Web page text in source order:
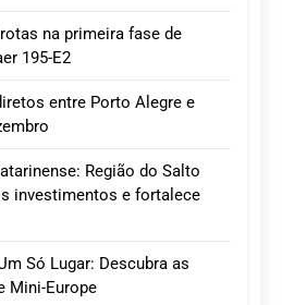
na primeira fase de
195-E2
entre Porto Alegre e
Região do Salto
investimentos e fortalece
Só Lugar: Descubra as
Mini-Europe